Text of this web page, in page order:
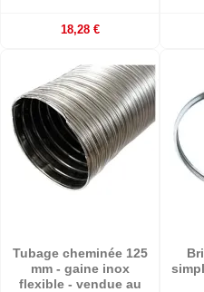
18,28 €
Tubage cheminée 125
mm - gaine inox
flexible - vendue au